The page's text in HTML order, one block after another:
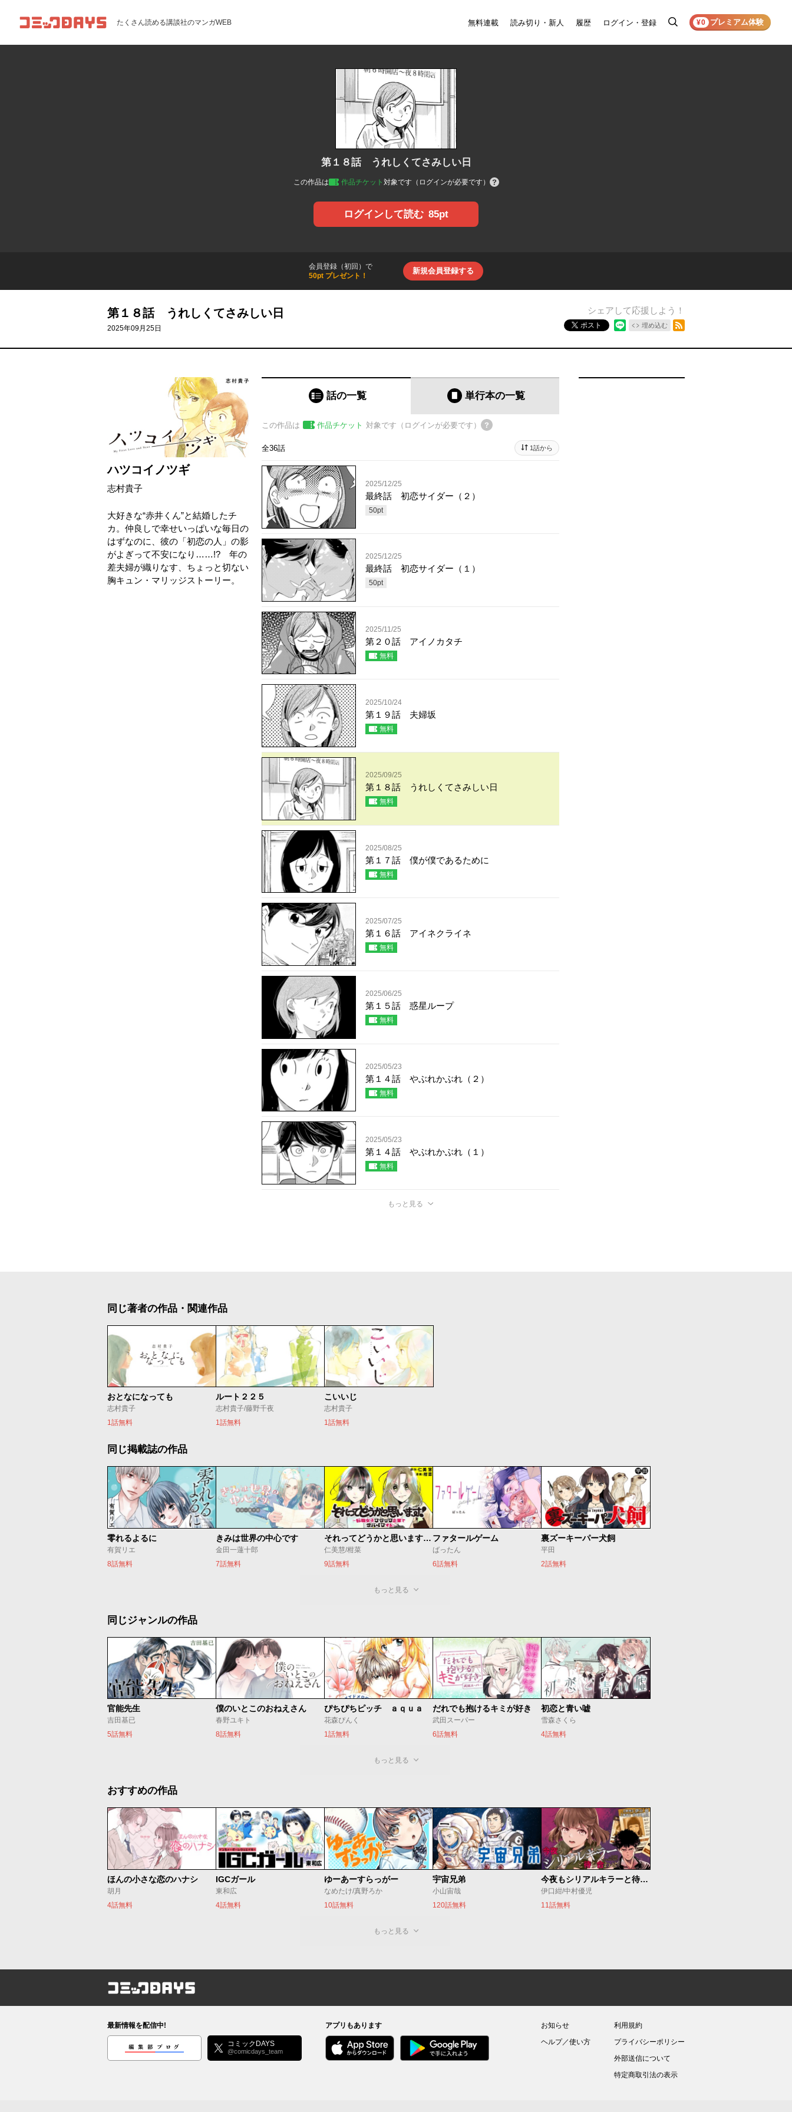
コミックDAYS たくさん読める講談社のマンガWEB 無料連載 読み切り・新人 履歴 ログイン・登録
検
¥0 プレミアム体験
第１８話 うれしくてさみしい日
この作品は 作品チケット 対象です（ログインが必要です）
ログインして読む 85pt
会員登録（初回）で
50pt プレゼント！
新規会員登録する
第１８話 うれしくてさみしい日
2025年09月25日
シェアして応援しよう！
ポスト 埋め込む
ハツコイノツギ
志村貴子
大好きな“赤井くん”と結婚したチ
カ。仲良しで幸せいっぱいな毎日の
はずなのに、彼の「初恋の人」の影
がよぎって不安になり……!? 年の
差夫婦が織りなす、ちょっと切ない
胸キュン・マリッジストーリー。
話の一覧 単行本の一覧
この作品は 作品チケット 対象です（ログインが必要です）
全36話 1話から
2025/12/25
最終話 初恋サイダー（２）
50pt
2025/12/25
最終話 初恋サイダー（１）
50pt
2025/11/25
第２０話 アイノカタチ
無料
2025/10/24
第１９話 夫婦坂
無料
2025/09/25
第１８話 うれしくてさみしい日
無料
2025/08/25
第１７話 僕が僕であるために
無料
2025/07/25
第１６話 アイネクライネ
無料
2025/06/25
第１５話 惑星ループ
無料
2025/05/23
第１４話 やぶれかぶれ（２）
無料
2025/05/23
第１４話 やぶれかぶれ（１）
無料
もっと見る
同じ著者の作品・関連作品
おとなになっても
志村貴子
1話無料
ルート２２５
志村貴子/藤野千夜
1話無料
こいいじ
志村貴子
1話無料
同じ掲載誌の作品
零れるよるに
有賀リエ
8話無料
きみは世界の中心です
金田一蓮十郎
7話無料
それってどうかと思います！～転職女子、ブラック企業でサバイブする。～
仁美慧/柑菜
9話無料
ファタールゲーム
ばったん
6話無料
裏ズーキーパー犬飼
平田
2話無料
もっと見る
同じジャンルの作品
官能先生
吉田基已
5話無料
僕のいとこのおねえさん
春野ユキト
8話無料
ぴちぴちピッチ ａｑｕａ
花森ぴんく
1話無料
だれでも抱けるキミが好き
武田スーパー
6話無料
初恋と青い嘘
雪森さくら
4話無料
もっと見る
おすすめの作品
ほんの小さな恋のハナシ
胡月
4話無料
IGCガール
東和広
4話無料
ゆーあーすらっがー
なめたけ/真野ろか
10話無料
宇宙兄弟
小山宙哉
120話無料
今夜もシリアルキラーと待ち合わせ
伊口紺/中村優児
11話無料
もっと見る
コミックDAYS
最新情報を配信中!
編集部ブログ コミックDAYS
@comicdays_team
アプリもあります
お知らせ
ヘルプ／使い方
利用規約
プライバシーポリシー
外部送信について
特定商取引法の表示